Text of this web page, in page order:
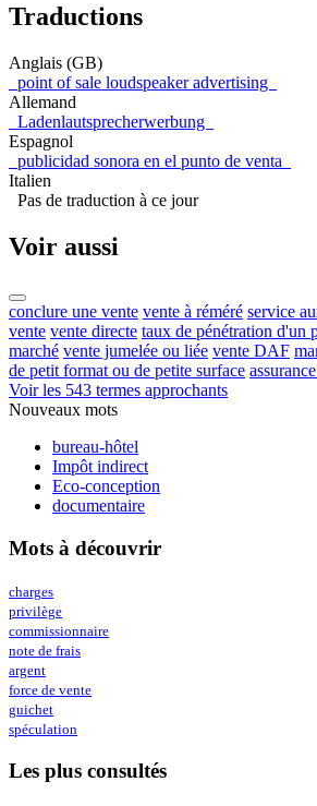
Traductions
Anglais (GB)
point of sale loudspeaker advertising
Allemand
Ladenlautsprecherwerbung
Espagnol
publicidad sonora en el punto de venta
Italien
Pas de traduction à ce jour
Voir aussi
conclure une vente vente à réméré service
vente vente directe taux de pénétration d'un
marché vente jumelée ou liée vente DAF
de petit format ou de petite surface
Voir les 543 termes approchants
Nouveaux mots
bureau-hôtel
Impôt indirect
Eco-conception
documentaire
Mots à découvrir
charges
privilège
commissionnaire
note de frais
argent
force de vente
guichet
spéculation
Les plus consultés